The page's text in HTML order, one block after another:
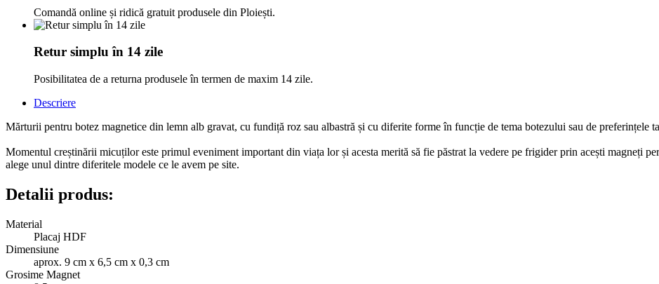
Comandă online și ridică gratuit produsele din Ploiești.
Retur simplu în 14 zile
Posibilitatea de a returna produsele în termen de maxim 14 zile.
Descriere
Mărturii pentru botez magnetice din lemn alb gravat, cu fundiță roz sau albastră și cu diferite forme în funcție de tema botezului sau de preferințele
Momentul creștinării micuților este primul eveniment important din viața lor și acesta merită să fie păstrat la vedere pe frigider prin acești magneți
alege unul dintre diferitele modele ce le avem pe site.
Detalii produs:
Material
Placaj HDF
Dimensiune
aprox. 9 cm x 6,5 cm x 0,3 cm
Grosime Magnet